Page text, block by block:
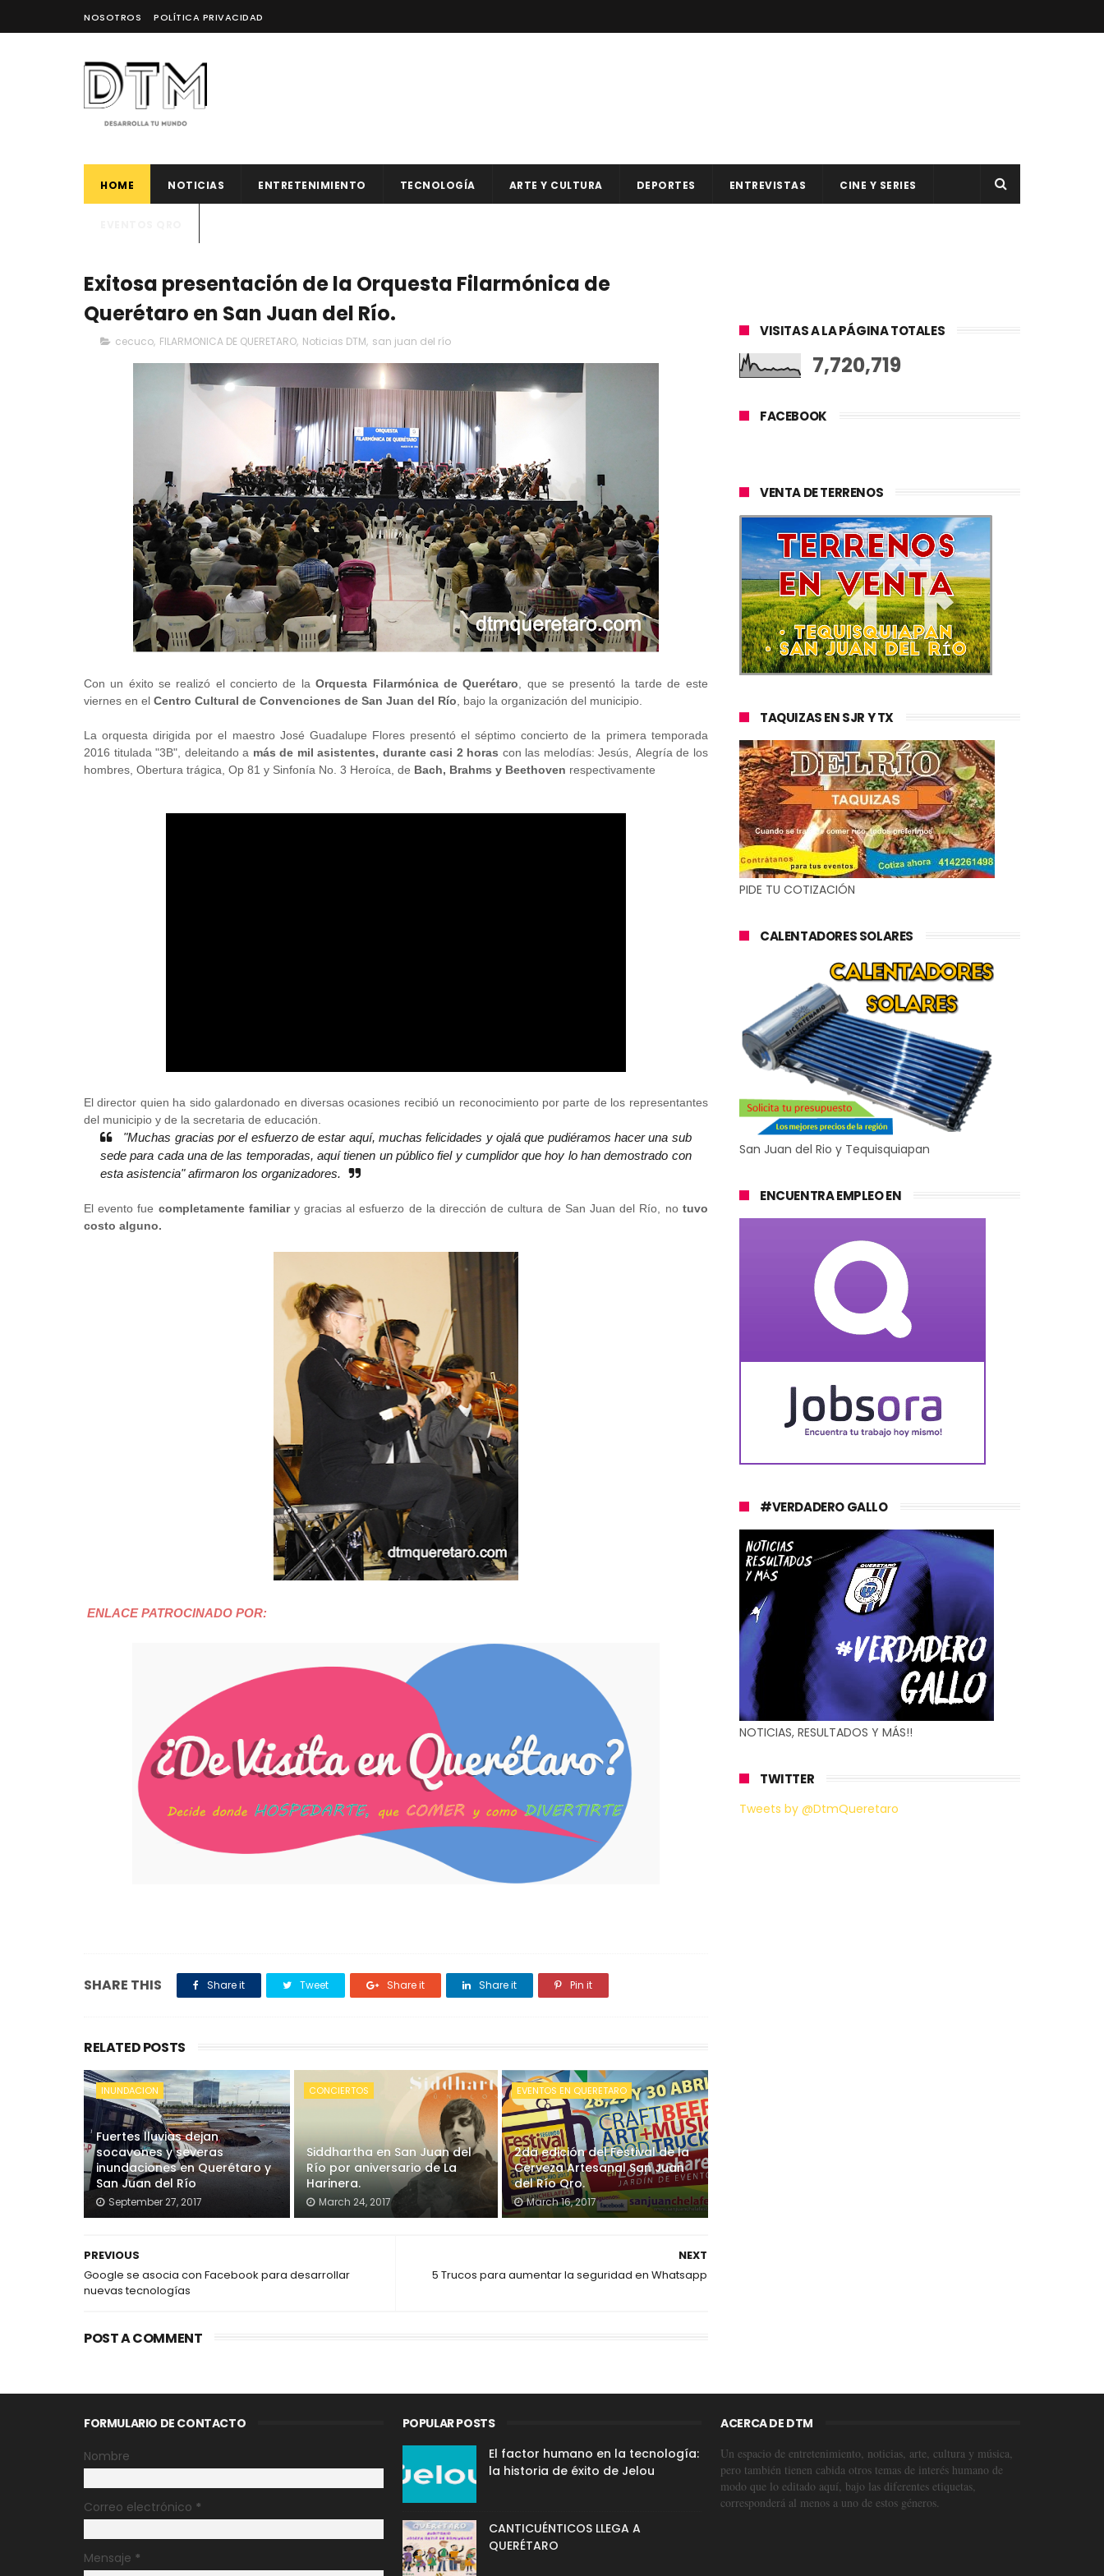
NOSOTROS POLÍTICA PRIVACIDAD
HOME NOTICIAS ENTRETENIMIENTO TECNOLOGÍA ARTE Y CULTURA DEPORTES ENTREVISTAS CINE Y SERIES
Exitosa presentación de la Orquesta Filarmónica de
Querétaro en San Juan del Río.
cecuco, FILARMONICA DE QUERETARO, Noticias DTM, san juan del río
Con un éxito se realizó el concierto de laOrquesta Filarmónica de Querétaro , que se presentó la tarde de este
viernes en el Centro Cultural de Convenciones de San Juan del Río , bajo la organización del municipio.
La orquesta dirigida por el maestro José Guadalupe Flores presentó el séptimo concierto de la primera temporada
2016 titulada "3B", deleitando a más de mil asistentes, durante casi 2 horas con las melodías: Jesús, Alegría de los
hombres, Obertura trágica, Op 81 y Sinfonía No. 3 Heroíca, de Bach, Brahms y Beethoven respectivamente
El director quien ha sido galardonado en diversas ocasiones recibió un reconocimiento por parte de los representantes
del municipio y de la secretaria de educación.
"Muchas gracias por el esfuerzo de estar aquí, muchas felicidades y ojalá que pudiéramos hacer una sub
sede para cada una de las temporadas, aquí tienen un público fiel y cumplidor que hoy lo han demostrado con
esta asistencia" afirmaron los organizadores.
El evento fue completamente familiary gracias al esfuerzo de la dirección de cultura de San Juan del Río, no tuvo
costo alguno.
ENLACE PATROCINADO POR:
SHARE THIS Share it Tweet Share it Share it Pin it
RELATED POSTS
INUNDACION
Fuertes lluvias dejan
socavones y severas
inundaciones en Querétaro y
San Juan del Río
September 27, 2017
CONCIERTOS
Siddhartha en San Juan del
Río por aniversario de La
Harinera.
March 24, 2017
EVENTOS EN QUERETARO
2da edición del Festival de la
Cerveza Artesanal San Juan
del Río Qro.
March 16, 2017
NEXT
5 Trucos para aumentar la seguridad en Whatsapp
PREVIOUS
Google se asocia con Facebook para desarrollar
nuevas tecnologías
POST A COMMENT
VISITAS A LA PÁGINA TOTALES
7,720,719
FACEBOOK
VENTA DE TERRENOS
TAQUIZAS EN SJR Y TX
PIDE TU COTIZACIÓN
CALENTADORES SOLARES
San Juan del Rio y Tequisquiapan
ENCUENTRA EMPLEO EN
#VERDADERO GALLO
NOTICIAS, RESULTADOS Y MÁS!!
TWITTER
Tweets by @DtmQueretaro
FORMULARIO DE CONTACTO
Nombre
Correo electrónico *
Mensaje *
POPULAR POSTS
El factor humano en la tecnología:
la historia de éxito de Jelou
CANTICUÉNTICOS LLEGA A
QUERÉTARO
ACERCA DE DTM
Un espacio de entretenimiento, noticias, arte, cultura y música,
pero también tienen cabida otros temas de interés humano de
modo que lo editado aquí, bajo las diferentes etiquetas,
corresponderá al menos a uno de estos géneros.